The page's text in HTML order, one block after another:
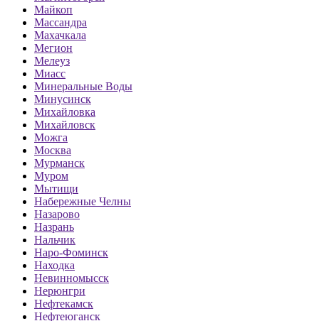
Майкоп
Массандра
Махачкала
Мегион
Мелеуз
Миасс
Минеральные Воды
Минусинск
Михайловка
Михайловск
Можга
Москва
Мурманск
Муром
Мытищи
Набережные Челны
Назарово
Назрань
Нальчик
Наро-Фоминск
Находка
Невинномысск
Нерюнгри
Нефтекамск
Нефтеюганск